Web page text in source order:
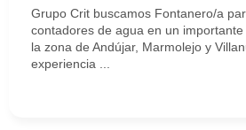
Grupo Crit buscamos Fontanero/a
contadores de agua en un
la zona de Andújar, Marmolejo y
experiencia ...